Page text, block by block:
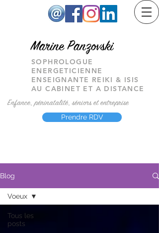
Marine Panzovski
SOPHROLOGUE
ENERGETICIENNE
ENSEIGNANTE REIKI & ISIS
AU CABINET ET A DISTANCE
Enfance, périnatalité, séniors et entreprise
Prendre RDV
Blog
Tous les
posts
Voeux